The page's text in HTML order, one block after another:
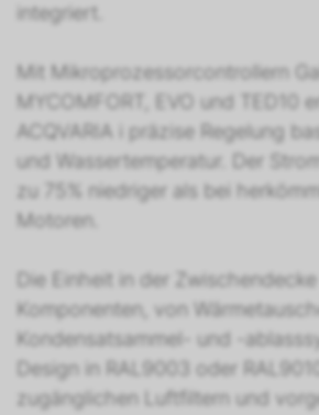
integriert.
Mit Mikroprozessorcontrollern
MYCOMFORT, EVO und TED10
ACQVARIA i präzise Regelung
und Wassertemperatur. Der
zu 75% niedriger als bei
Motoren.
Die Einheit in der
Komponenten, von
Kondensatsammel- und -
Design in RAL9003 oder
zugänglichen Luftfiltern und